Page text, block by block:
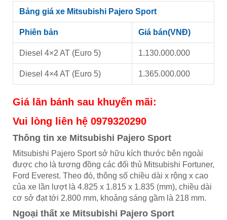
Bảng giá xe Mitsubishi Pajero Sport
Phiên bản Giá bán(VNĐ)
Diesel 4×2 AT (Euro 5) 1.130.000.000
Diesel 4×4 AT (Euro 5) 1.365.000.000
Giá lăn bánh sau khuyến mãi:
Vui lòng liên hệ 0979320290
Thông tin xe Mitsubishi Pajero Sport
Mitsubishi Pajero Sport sở hữu kích thước bên ngoài
được cho là tương đồng các đối thủ Mitsubishi Fortuner,
Ford Everest. Theo đó, thông số chiều dài x rộng x cao
của xe lần lượt là 4.825 x 1.815 x 1.835 (mm), chiều dài
cơ sở đạt tới 2.800 mm, khoảng sáng gầm là 218 mm.
Ngoại thất xe Mitsubishi Pajero Sport